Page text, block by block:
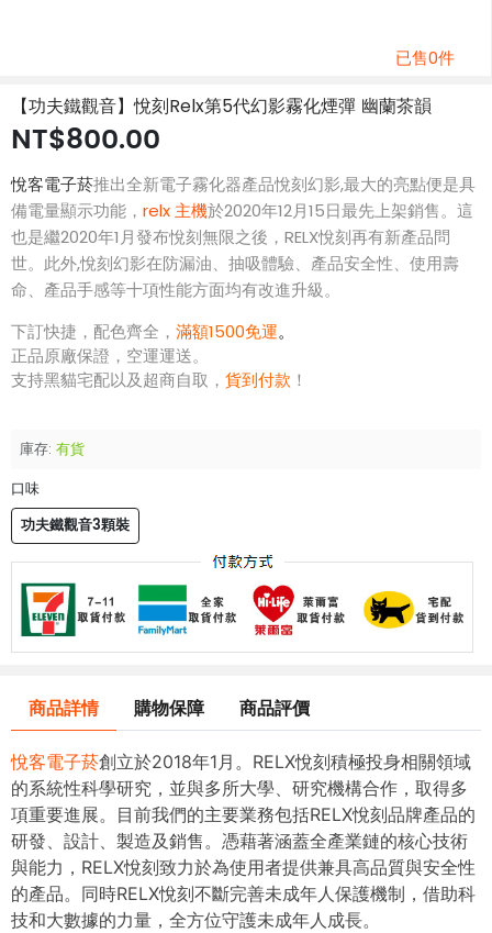
已售0件
【功夫鐵觀音】悅刻Relx第5代幻影霧化煙彈 幽蘭茶韻
NT$800.00
悅客電子菸推出全新電子霧化器產品悅刻幻影,最大的亮點便是具
備電量顯示功能， relx 主機於2020年12月15日最先上架銷售。這
也是繼2020年1月發布悅刻無限之後，RELX悅刻再有新產品問
世。此外,悅刻幻影在防漏油、抽吸體驗、產品安全性、使用壽
命、產品手感等十項性能方面均有改進升級。
下訂快捷，配色齊全， 滿額1500免運。
正品原廠保證，空運運送。
支持黑貓宅配以及超商自取， 貨到付款 ！
庫存: 有貨
口味
功夫鐵觀音3顆裝
商品詳情 購物保障 商品評價
悅客電子菸創立於2018年1月。RELX悅刻積極投身相關領域
的系統性科學研究，並與多所大學、研究機構合作，取得多
項重要進展。目前我們的主要業務包括RELX悅刻品牌產品的
研發、設計、製造及銷售。憑藉著涵蓋全產業鏈的核心技術
與能力，RELX悅刻致力於為使用者提供兼具高品質與安全性
的產品。同時RELX悅刻不斷完善未成年人保護機制，借助科
技和大數據的力量，全方位守護未成年人成長。